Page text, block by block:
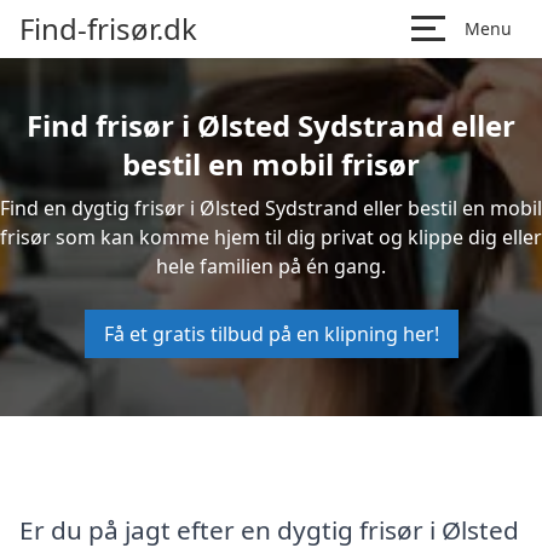
Find-frisør.dk Menu
Find frisør i Ølsted Sydstrand eller
bestil en mobil frisør
Find en dygtig frisør i Ølsted Sydstrand eller bestil en mobil
frisør som kan komme hjem til dig privat og klippe dig eller
hele familien på én gang.
Få et gratis tilbud på en klipning her!
Er du på jagt efter en dygtig frisør i Ølsted